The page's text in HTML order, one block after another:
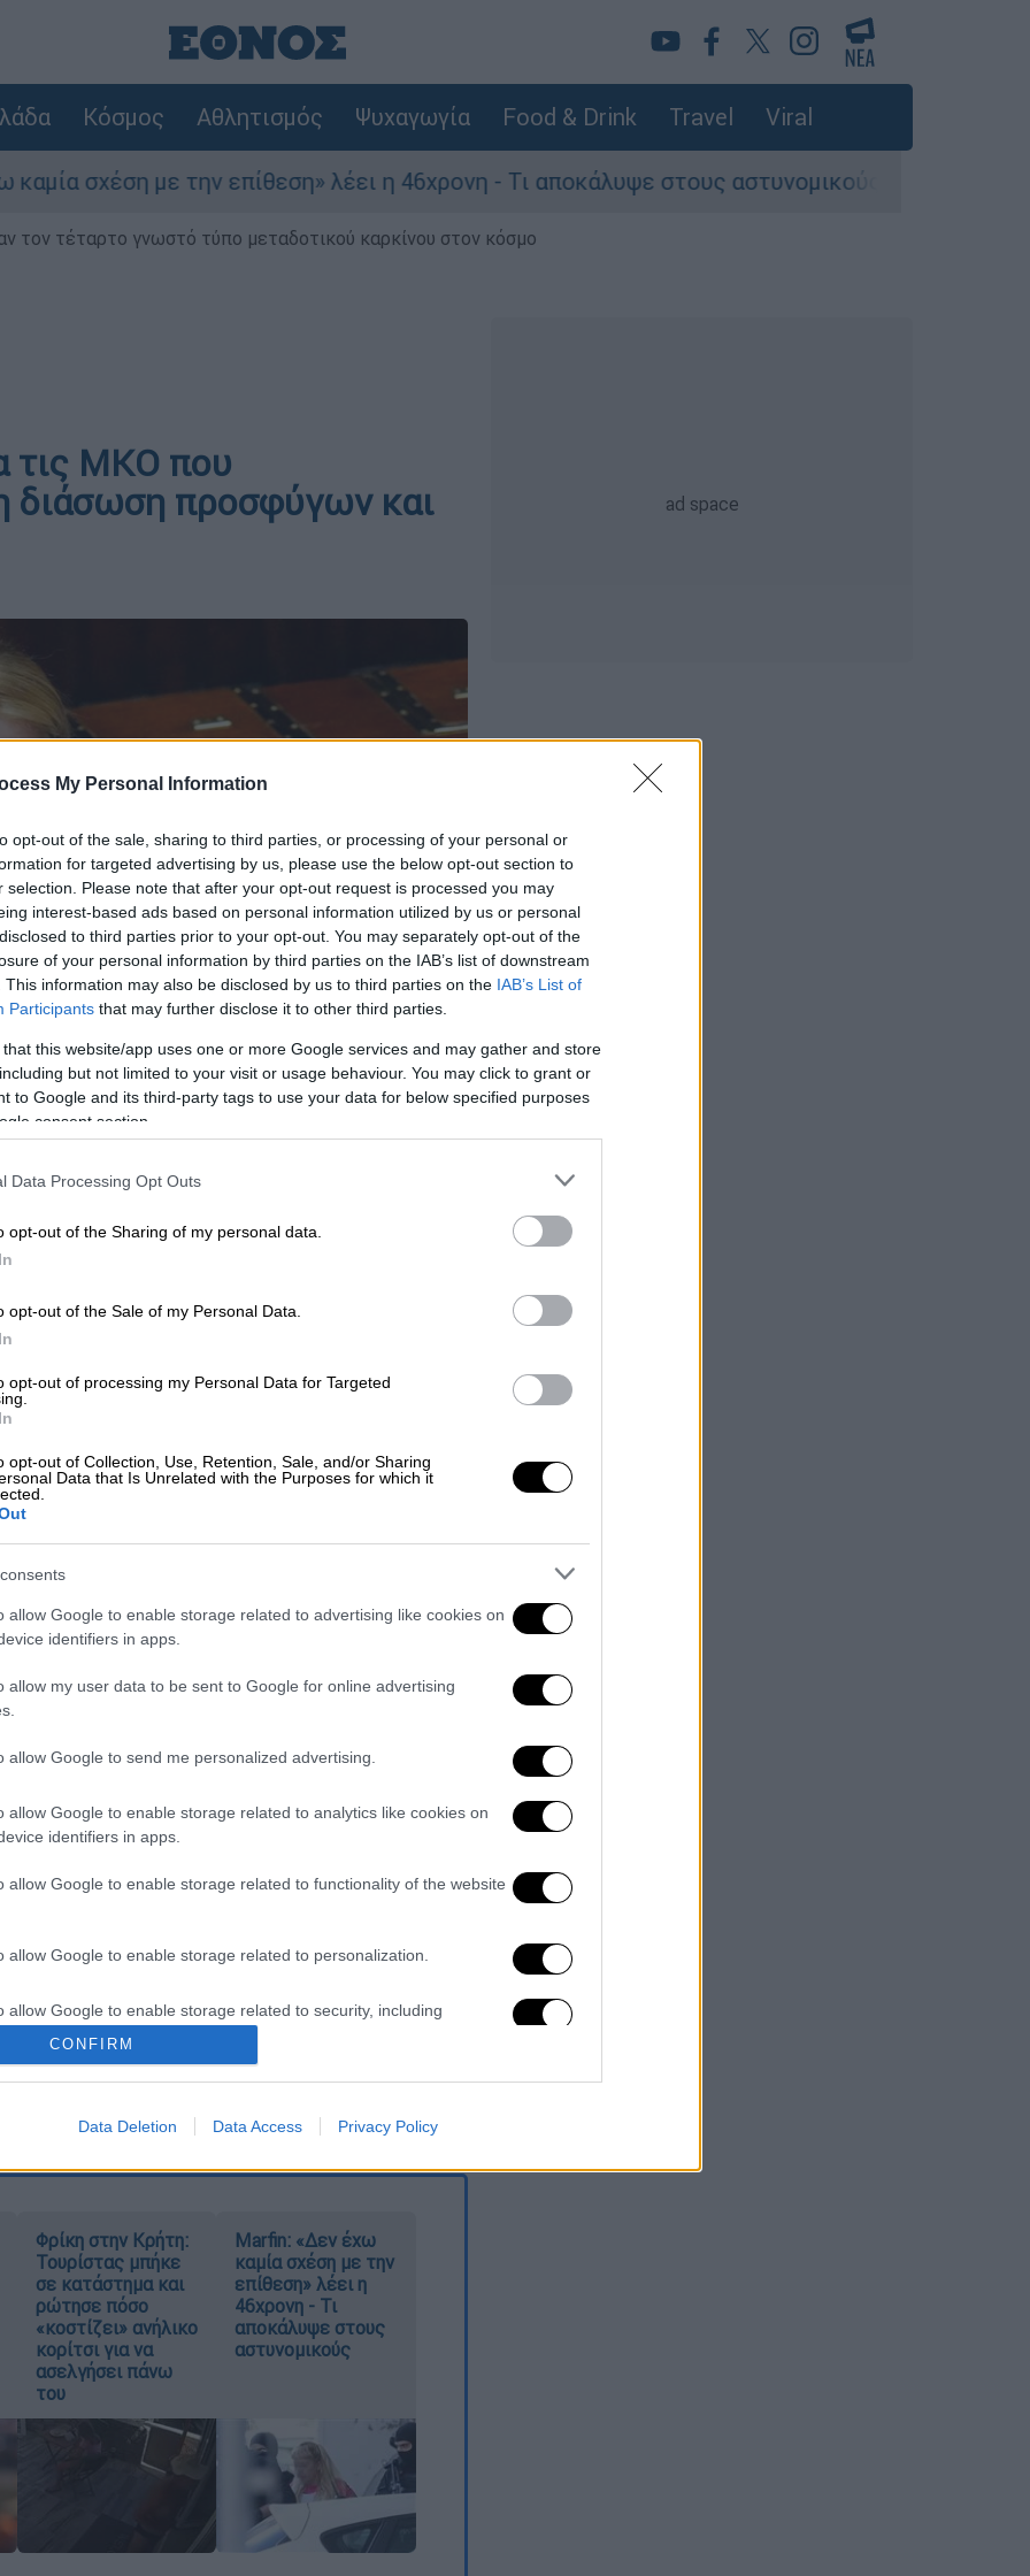
My Personal Information
opt-out of the sale, sharing to third parties, or processing of your personal or
for targeted advertising by us, please use the below opt-out section to
selection. Please note that after your opt-out request is processed you may
interest-based ads based on personal information utilized by us or personal
to third parties prior to your opt-out. You may separately opt-out of the
of your personal information by third parties on the IAB’s list of downstream
This information may also be disclosed by us to third parties on the IAB’s List of
Participants that may further disclose it to other third parties.
that this website/app uses one or more Google services and may gather and store
but not limited to your visit or usage behaviour. You may click to grant or
to Google and its third-party tags to use your data for below specified purposes
consent section.
Data Processing Opt Outs
opt-out of the Sharing of my personal data.
opt-out of the Sale of my Personal Data.
opt-out of processing my Personal Data for Targeted
opt-out of Collection, Use, Retention, Sale, and/or Sharing
Data that Is Unrelated with the Purposes for which it
allow Google to enable storage related to advertising like cookies on
identifiers in apps.
allow my user data to be sent to Google for online advertising
allow Google to send me personalized advertising.
allow Google to enable storage related to analytics like cookies on
identifiers in apps.
allow Google to enable storage related to functionality of the website
allow Google to enable storage related to personalization.
allow Google to enable storage related to security, including
functionality and fraud prevention, and other user protection.
CONFIRM
Data Deletion Data Access Privacy Policy
Κόσμος Αθλητισμός Ψυχαγωγία Food & Drink Travel Viral
με την επίθεση» λέει η 46χρονη - Τι αποκάλυψε στους αστυνομικούς
τον τέταρτο γνωστό τύπο μεταδοτικού καρκίνου στον κόσμο
τις ΜΚΟ που
διάσωση προσφύγων και
το ΕΘΝΟΣ στη Google
νέους κανόνες για τις
και μεταναστών
υπουργικό συμβούλιο της κυβέρνησης
παραμονή στα χωρικά ύδατα της
άμεσα οι αρχές της χώρας.
μέσα ενημέρωσης, δεν θα επιτρέπεται
από ένα
αμέσως
.Διαφορετικά, θα τους
της Ιταλίας
νέους κανόνες, τα πρόστιμα θα
πλοίου.
στο ακριβό ρεύμα - Πόσο κοστίζει στη
Πότε αναμένεται η κορύφωση - Τι
συμπτώματα
2022: Από τον Μιχαήλ Γκορμπατσόφ...
- Οι 4 κατηγορίες συντάξεων που
στο 2022 και αξίζει να διαβάσεις
Φρίκη στην Κρήτη:
Τουρίστας μπήκε
σε κατάστημα και
ρώτησε πόσο
«κοστίζει» ανήλικο
κορίτσι για να
ασελγήσει πάνω
του
Marfin: «Δεν έχω
καμία σχέση με την
επίθεση» λέει η
46χρονη - Τι
αποκάλυψε στους
αστυνομικούς